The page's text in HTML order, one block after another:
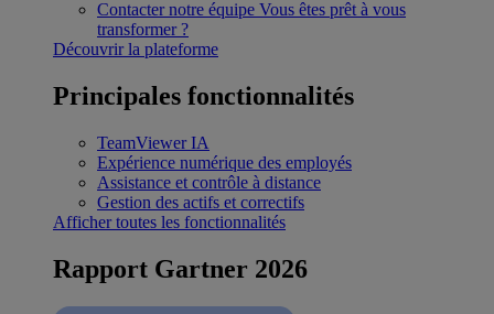
Contacter notre équipe Vous êtes prêt à vous
transformer ?
Découvrir la plateforme
Principales fonctionnalités
TeamViewer IA
Expérience numérique des employés
Assistance et contrôle à distance
Gestion des actifs et correctifs
Afficher toutes les fonctionnalités
Rapport Gartner 2026